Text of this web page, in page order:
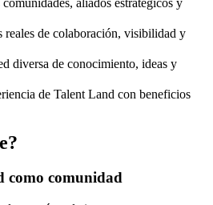
reales de colaboración, visibilidad y
diversa de conocimiento, ideas y
de Talent Land con beneficios
como comunidad